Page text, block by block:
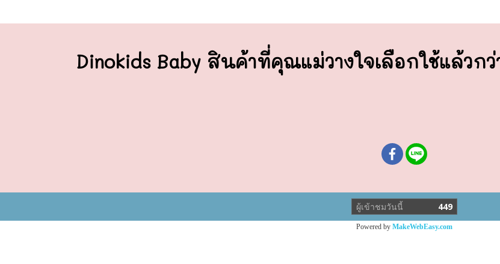
Dinokids Baby สินค้าที่คุณแม่วางใจเลือกใช้แล้วก
ผู้เข้าชมวันนี้ 449
Powered by MakeWebEasy.com